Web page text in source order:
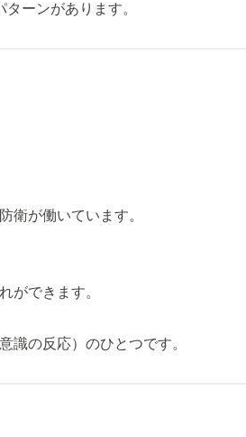
ーンがあります。
衛が働いています。
ができます。
識の反応）のひとつです。